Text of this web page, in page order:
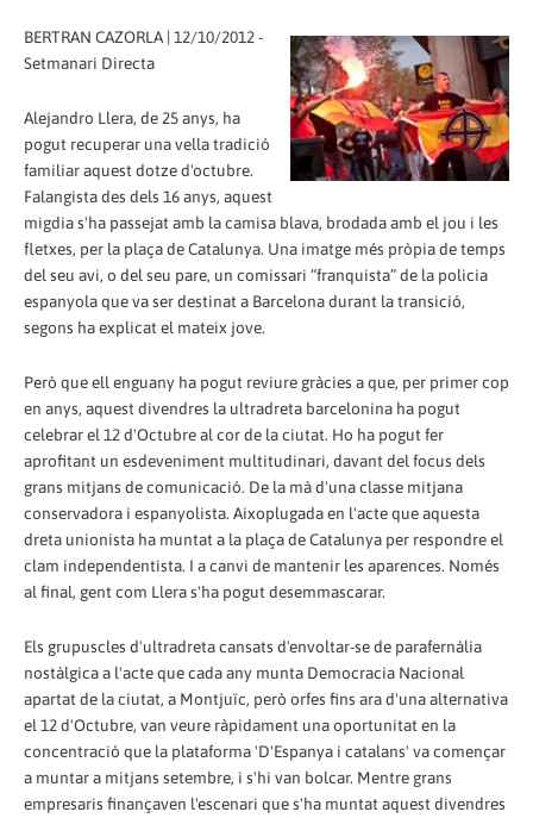
BERTRAN CAZORLA | 12/10/2012 -
Setmanari Directa
Alejandro Llera, de 25 anys, ha
pogut recuperar una vella tradició
familiar aquest dotze d'octubre.
Falangista des dels 16 anys, aquest
migdia s'ha passejat amb la camisa blava, brodada amb el jou i les
fletxes, per la plaça de Catalunya. Una imatge més pròpia de temps
del seu avi, o del seu pare, un comissari “franquista” de la policia
espanyola que va ser destinat a Barcelona durant la transició,
segons ha explicat el mateix jove.
Però que ell enguany ha pogut reviure gràcies a que, per primer cop
en anys, aquest divendres la ultradreta barcelonina ha pogut
celebrar el 12 d'Octubre al cor de la ciutat. Ho ha pogut fer
aprofitant un esdeveniment multitudinari, davant del focus dels
grans mitjans de comunicació. De la mà d'una classe mitjana
conservadora i espanyolista. Aixoplugada en l'acte que aquesta
dreta unionista ha muntat a la plaça de Catalunya per respondre el
clam independentista. I a canvi de mantenir les aparences. Només
al final, gent com Llera s'ha pogut desemmascarar.
Els grupuscles d'ultradreta cansats d'envoltar-se de parafernàlia
nostàlgica a l'acte que cada any munta Democracia Nacional
apartat de la ciutat, a Montjuïc, però orfes fins ara d'una alternativa
el 12 d'Octubre, van veure ràpidament una oportunitat en la
concentració que la plataforma 'D'Espanya i catalans' va començar
a muntar a mitjans setembre, i s'hi van bolcar. Mentre grans
empresaris finançaven l'escenari que s'ha muntat aquest divendres